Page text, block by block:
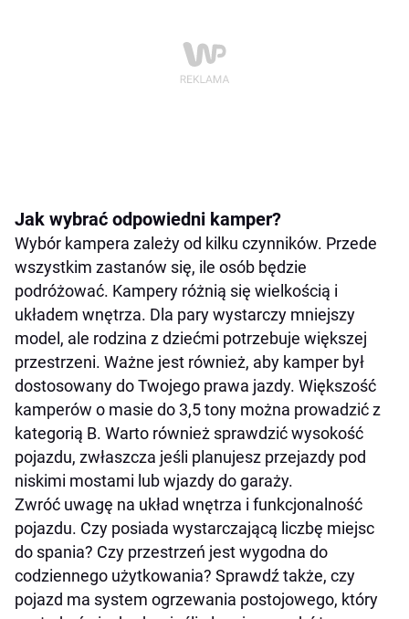
Jak wybrać odpowiedni kamper?
Wybór kampera zależy od kilku czynników. Przede
wszystkim zastanów się, ile osób będzie
podróżować. Kampery różnią się wielkością i
układem wnętrza. Dla pary wystarczy mniejszy
model, ale rodzina z dziećmi potrzebuje większej
przestrzeni. Ważne jest również, aby kamper był
dostosowany do Twojego prawa jazdy. Większość
kamperów o masie do 3,5 tony można prowadzić z
kategorią B. Warto również sprawdzić wysokość
pojazdu, zwłaszcza jeśli planujesz przejazdy pod
niskimi mostami lub wjazdy do garaży.
Zwróć uwagę na układ wnętrza i funkcjonalność
pojazdu. Czy posiada wystarczającą liczbę miejsc
do spania? Czy przestrzeń jest wygodna do
codziennego użytkowania? Sprawdź także, czy
pojazd ma system ogrzewania postojowego, który